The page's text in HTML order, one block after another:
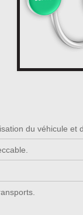
du véhicule et